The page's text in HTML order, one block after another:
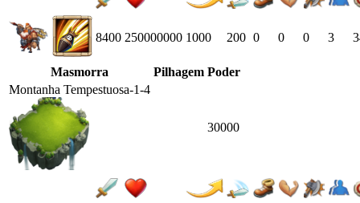
8400 250000000 1000 200 0 0 0 3
Masmorra Pilhagem Poder
Montanha Tempestuosa-1-4
30000